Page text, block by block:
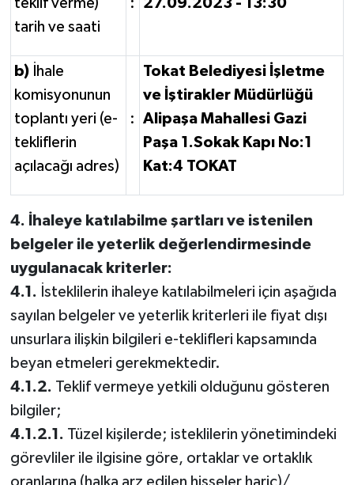
tarih ve saati
b) İhale
komisyonunun
toplantı yeri (e-
tekliflerin
açılacağı adres)
:
Tokat Belediyesi İşletme
ve İştirakler Müdürlüğü
Alipaşa Mahallesi Gazi
Paşa 1.Sokak Kapı No:1
Kat:4 TOKAT
4. İhaleye katılabilme şartları ve istenilen
belgeler ile yeterlik değerlendirmesinde
uygulanacak kriterler:
4.1. İsteklilerin ihaleye katılabilmeleri için aşağıda
sayılan belgeler ve yeterlik kriterleri ile fiyat dışı
unsurlara ilişkin bilgileri e-teklifleri kapsamında
beyan etmeleri gerekmektedir.
4.1.2. Teklif vermeye yetkili olduğunu gösteren
bilgiler;
4.1.2.1. Tüzel kişilerde; isteklilerin yönetimindeki
görevliler ile ilgisine göre, ortaklar ve ortaklık
oranlarına (halka arz edilen hisseler hariç)/